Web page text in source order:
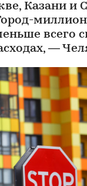
Казани и
всего
—